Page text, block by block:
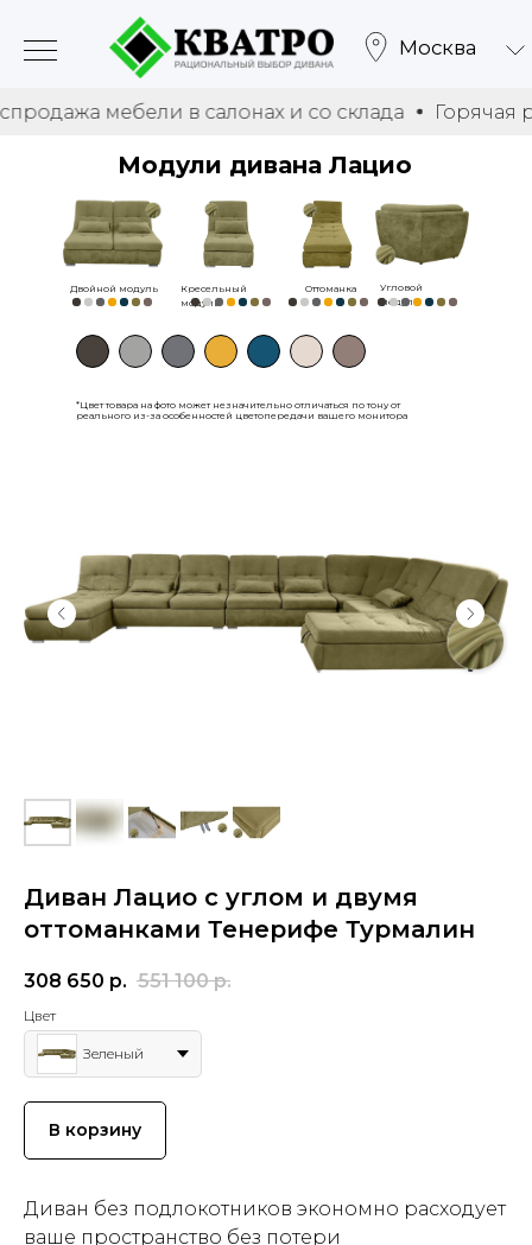
Москва
мебели в салонах и со склада Горячая
Модули дивана Лацио
Двойной модуль
Кресельный
модуль
Оттоманка
Угловой
модуль
*Цвет товара на фото может незначительно отличаться по тону от
реального из-за особенностей цветопередачи вашего монитора
Диван Лацио с углом и двумя
оттоманками Тенерифе Турмалин
308 650 р. 551 100 р.
Цвет
Зеленый
В корзину
Диван без подлокотников экономно расходует
ваше пространство без потери